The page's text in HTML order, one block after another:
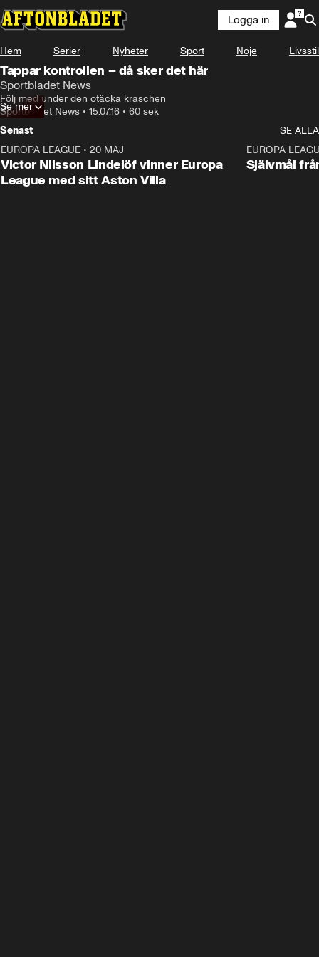
Logga in
Hem Serier Nyheter Sport Nöje Livsstil
Tappar kontrollen – då sker det här
Sportbladet News
Följ med under den otäcka kraschen
Sportbladet News • 15.07.16 • 60 sek
Se mer
Senast
SE ALLA
EUROPA LEAGUE • 20 MAJ
Victor Nilsson Lindelöf vinner Europa
League med sitt Aston Villa
EUROPA
Självmål